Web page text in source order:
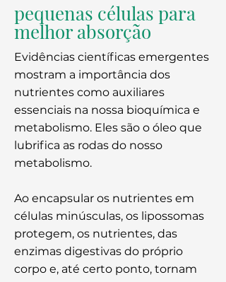
pequenas células para
melhor absorção
Evidências científicas emergentes
mostram a importância dos
nutrientes como auxiliares
essenciais na nossa bioquímica e
metabolismo. Eles são o óleo que
lubrifica as rodas do nosso
metabolismo.
Ao encapsular os nutrientes em
células minúsculas, os lipossomas
protegem, os nutrientes, das
enzimas digestivas do próprio
corpo e, até certo ponto, tornam